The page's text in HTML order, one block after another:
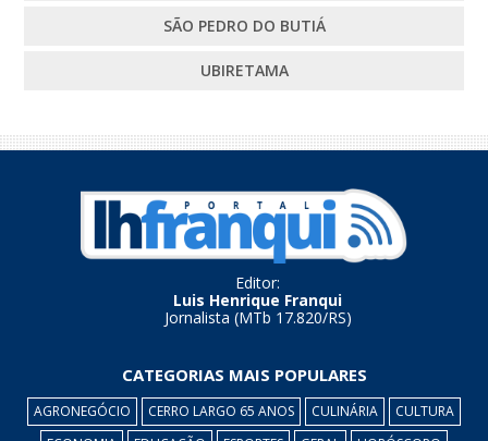
SÃO PEDRO DO BUTIÁ
UBIRETAMA
Editor:
Luis Henrique Franqui
Jornalista (MTb 17.820/RS)
CATEGORIAS MAIS POPULARES
AGRONEGÓCIO CERRO LARGO 65 ANOS CULINÁRIA
CULTURA